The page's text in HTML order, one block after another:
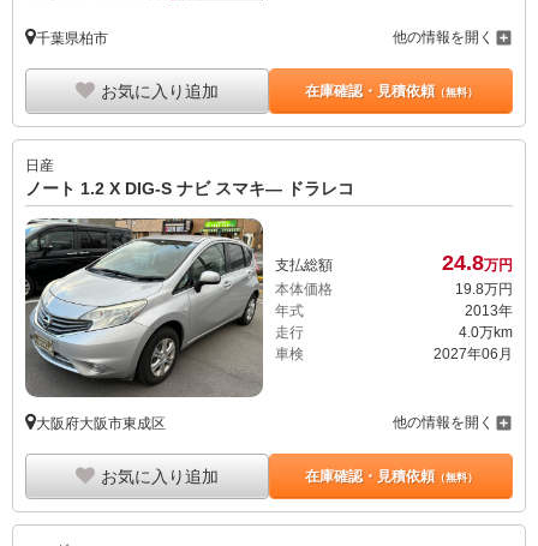
千葉県柏市 他の情報を開く
お気に入り追加 在庫確認・見積依頼（無料）
日産
ノート 1.2 X DIG-S ナビ スマキ— ドラレコ
支払総額 24.8万円
本体価格
19.8万円
年式
2013年
走行
4.0万km
車検
2027年06月
大阪府大阪市東成区 他の情報を開く
お気に入り追加 在庫確認・見積依頼（無料）